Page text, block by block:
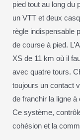
pied tout au long du
un VTT et deux
règle indispensable
de course à pied.
XS de 11 km où il
avec quatre tours.
toujours un contact
de franchir la ligne à
Ce système,
cohésion et la